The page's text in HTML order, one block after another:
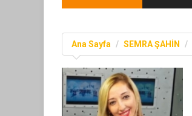
Ana Sayfa SEMRA ŞAHİN